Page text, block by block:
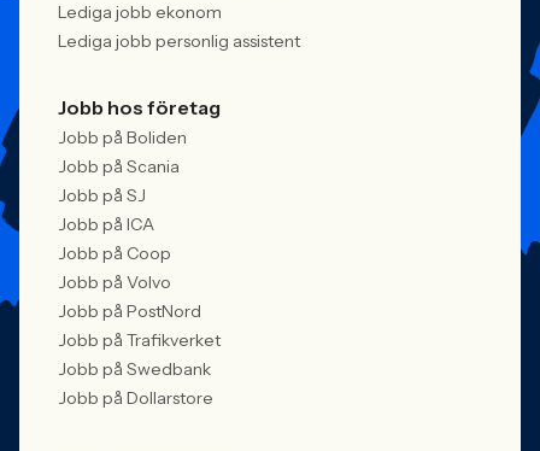
Lediga jobb ekonom
Lediga jobb personlig assistent
Jobb hos företag
Jobb på Boliden
Jobb på Scania
Jobb på SJ
Jobb på ICA
Jobb på Coop
Jobb på Volvo
Jobb på PostNord
Jobb på Trafikverket
Jobb på Swedbank
Jobb på Dollarstore